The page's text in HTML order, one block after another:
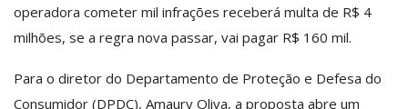
operadora cometer mil infrações receberá multa de R$ 4
milhões, se a regra nova passar, vai pagar R$ 160 mil.
Para o diretor do Departamento de Proteção e Defesa do
Consumidor (DPDC), Amaury Oliva, a proposta abre um